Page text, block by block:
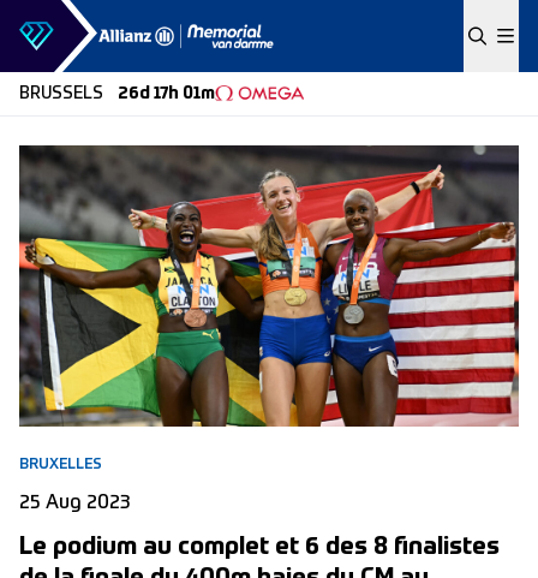
Skip to content
BRUSSELS 26d 17h 01m
BRUXELLES
25 Aug 2023
Le podium au complet et 6 des 8 finalistes